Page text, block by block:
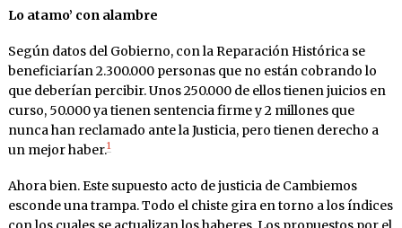
Lo atamo’ con alambre
Según datos del Gobierno, con la Reparación Histórica se
beneficiarían 2.300.000 personas que no están cobrando lo
que deberían percibir. Unos 250.000 de ellos tienen juicios en
curso, 50.000 ya tienen sentencia firme y 2 millones que
nunca han reclamado ante la Justicia, pero tienen derecho a
un mejor haber.1
Ahora bien. Este supuesto acto de justicia de Cambiemos
esconde una trampa. Todo el chiste gira en torno a los índices